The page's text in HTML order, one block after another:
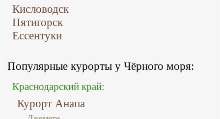
Кисловодск
Пятигорск
Ессентуки
Популярные курорты у Чёрного моря:
Краснодарский край:
Курорт Анапа